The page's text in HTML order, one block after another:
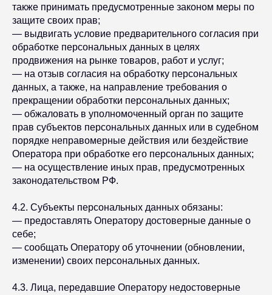
также принимать предусмотренные законом меры по
защите своих прав;
— выдвигать условие предварительного согласия при
обработке персональных данных в целях
продвижения на рынке товаров, работ и услуг;
— на отзыв согласия на обработку персональных
данных, а также, на направление требования о
прекращении обработки персональных данных;
— обжаловать в уполномоченный орган по защите
прав субъектов персональных данных или в судебном
порядке неправомерные действия или бездействие
Оператора при обработке его персональных данных;
— на осуществление иных прав, предусмотренных
законодательством РФ.
4.2. Субъекты персональных данных обязаны:
— предоставлять Оператору достоверные данные о
себе;
— сообщать Оператору об уточнении (обновлении,
изменении) своих персональных данных.
4.3. Лица, передавшие Оператору недостоверные